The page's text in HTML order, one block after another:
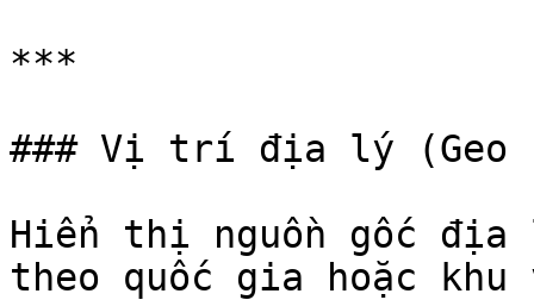
***
### Vị trí địa lý (Geo
Hiển thị nguồn gốc địa
theo quốc gia hoặc khu